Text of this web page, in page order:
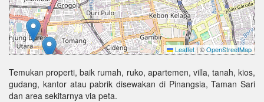
Leaflet|©OpenStreetMap
Temukan properti, baik rumah, ruko, apartemen, villa, tanah, kios,
gudang, kantor atau pabrik disewakan di Pinangsia, Taman Sari
dan area sekitarnya via peta.